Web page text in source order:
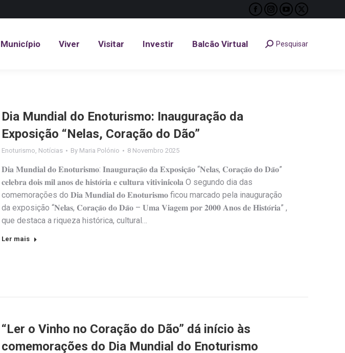
Facebook
opens
Instagram
opens
YouTube
opens
X
opens
Município Viver Visitar Investir Balcão Virtual Search:Pesquisar
Dia Mundial do Enoturismo: Inauguração da
Exposição “Nelas, Coração do Dão”
Enoturismo, Notícias By Maria Polónio 8 Novembro 2025
𝐃𝐢𝐚 𝐌𝐮𝐧𝐝𝐢𝐚𝐥 𝐝𝐨 𝐄𝐧𝐨𝐭𝐮𝐫𝐢𝐬𝐦𝐨: 𝐈𝐧𝐚𝐮𝐠𝐮𝐫𝐚𝐜̧𝐚̃𝐨 𝐝𝐚 𝐄𝐱𝐩𝐨𝐬𝐢𝐜̧𝐚̃𝐨 “𝐍𝐞𝐥𝐚𝐬, 𝐂𝐨𝐫𝐚𝐜̧𝐚̃𝐨 𝐝𝐨 𝐃𝐚̃𝐨”
𝐜𝐞𝐥𝐞𝐛𝐫𝐚 𝐝𝐨𝐢𝐬 𝐦𝐢𝐥 𝐚𝐧𝐨𝐬 𝐝𝐞 𝐡𝐢𝐬𝐭𝐨́𝐫𝐢𝐚 𝐞 𝐜𝐮𝐥𝐭𝐮𝐫𝐚 𝐯𝐢𝐭𝐢𝐯𝐢𝐧𝐢́𝐜𝐨𝐥𝐚 O segundo dia das
comemorações do 𝐃𝐢𝐚 𝐌𝐮𝐧𝐝𝐢𝐚𝐥 𝐝𝐨 𝐄𝐧𝐨𝐭𝐮𝐫𝐢𝐬𝐦𝐨 ficou marcado pela inauguração
da exposição “𝐍𝐞𝐥𝐚𝐬, 𝐂𝐨𝐫𝐚𝐜̧𝐚̃𝐨 𝐝𝐨 𝐃𝐚̃𝐨 – 𝐔𝐦𝐚 𝐕𝐢𝐚𝐠𝐞𝐦 𝐩𝐨𝐫 𝟐𝟎𝟎𝟎 𝐀𝐧𝐨𝐬 𝐝𝐞 𝐇𝐢𝐬𝐭𝐨́𝐫𝐢𝐚” ,
que destaca a riqueza histórica, cultural…
Ler mais
“Ler o Vinho no Coração do Dão” dá início às
comemorações do Dia Mundial do Enoturismo
Município Viver Visitar Investir Balcão Virtual Search:
Pesquisar